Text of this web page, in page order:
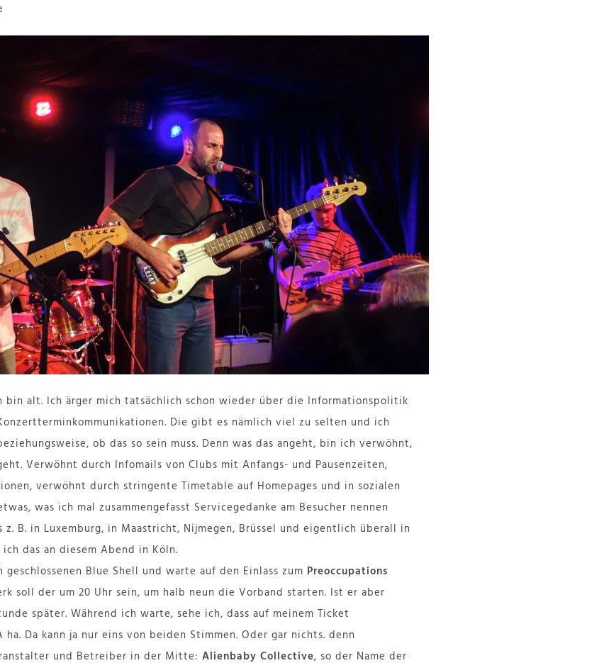
bin alt. Ich ärger mich tatsächlich schon wieder über die Informationspolitik
Die gibt es nämlich viel zu selten und ich
ob das so sein muss. Denn was das angeht, bin ich verwöhnt,
Verwöhnt durch Infomails von Clubs mit Anfangs- und Pausenzeiten,
verwöhnt durch stringente Timetable auf Homepages und in sozialen
was ich mal zusammengefasst Servicegedanke am Besucher nennen
B. in Luxemburg, in Maastricht, Nijmegen, Brüssel und eigentlich überall in
das an diesem Abend in Köln.
Blue Shell und warte auf den Einlass zum Preoccupations
soll der um 20 Uhr sein, um halb neun die Vorband starten. Ist er aber
später. Während ich warte, sehe ich, dass auf meinem Ticket
ha. Da kann ja nur eins von beiden Stimmen. Oder gar nichts. denn
und Betreiber in der Mitte: Alienbaby Collective, so der Name der